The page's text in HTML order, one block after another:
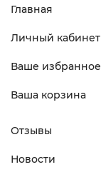
Главная
Личный кабинет
Ваше избранное
Ваша корзина
Отзывы
Новости